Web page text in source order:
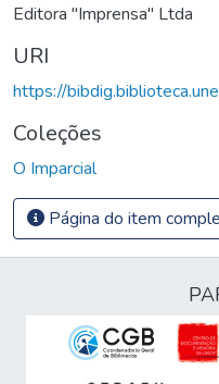
Editora "Imprensa" Ltda
URI
https://
Coleções
O Imparcial
Página do item